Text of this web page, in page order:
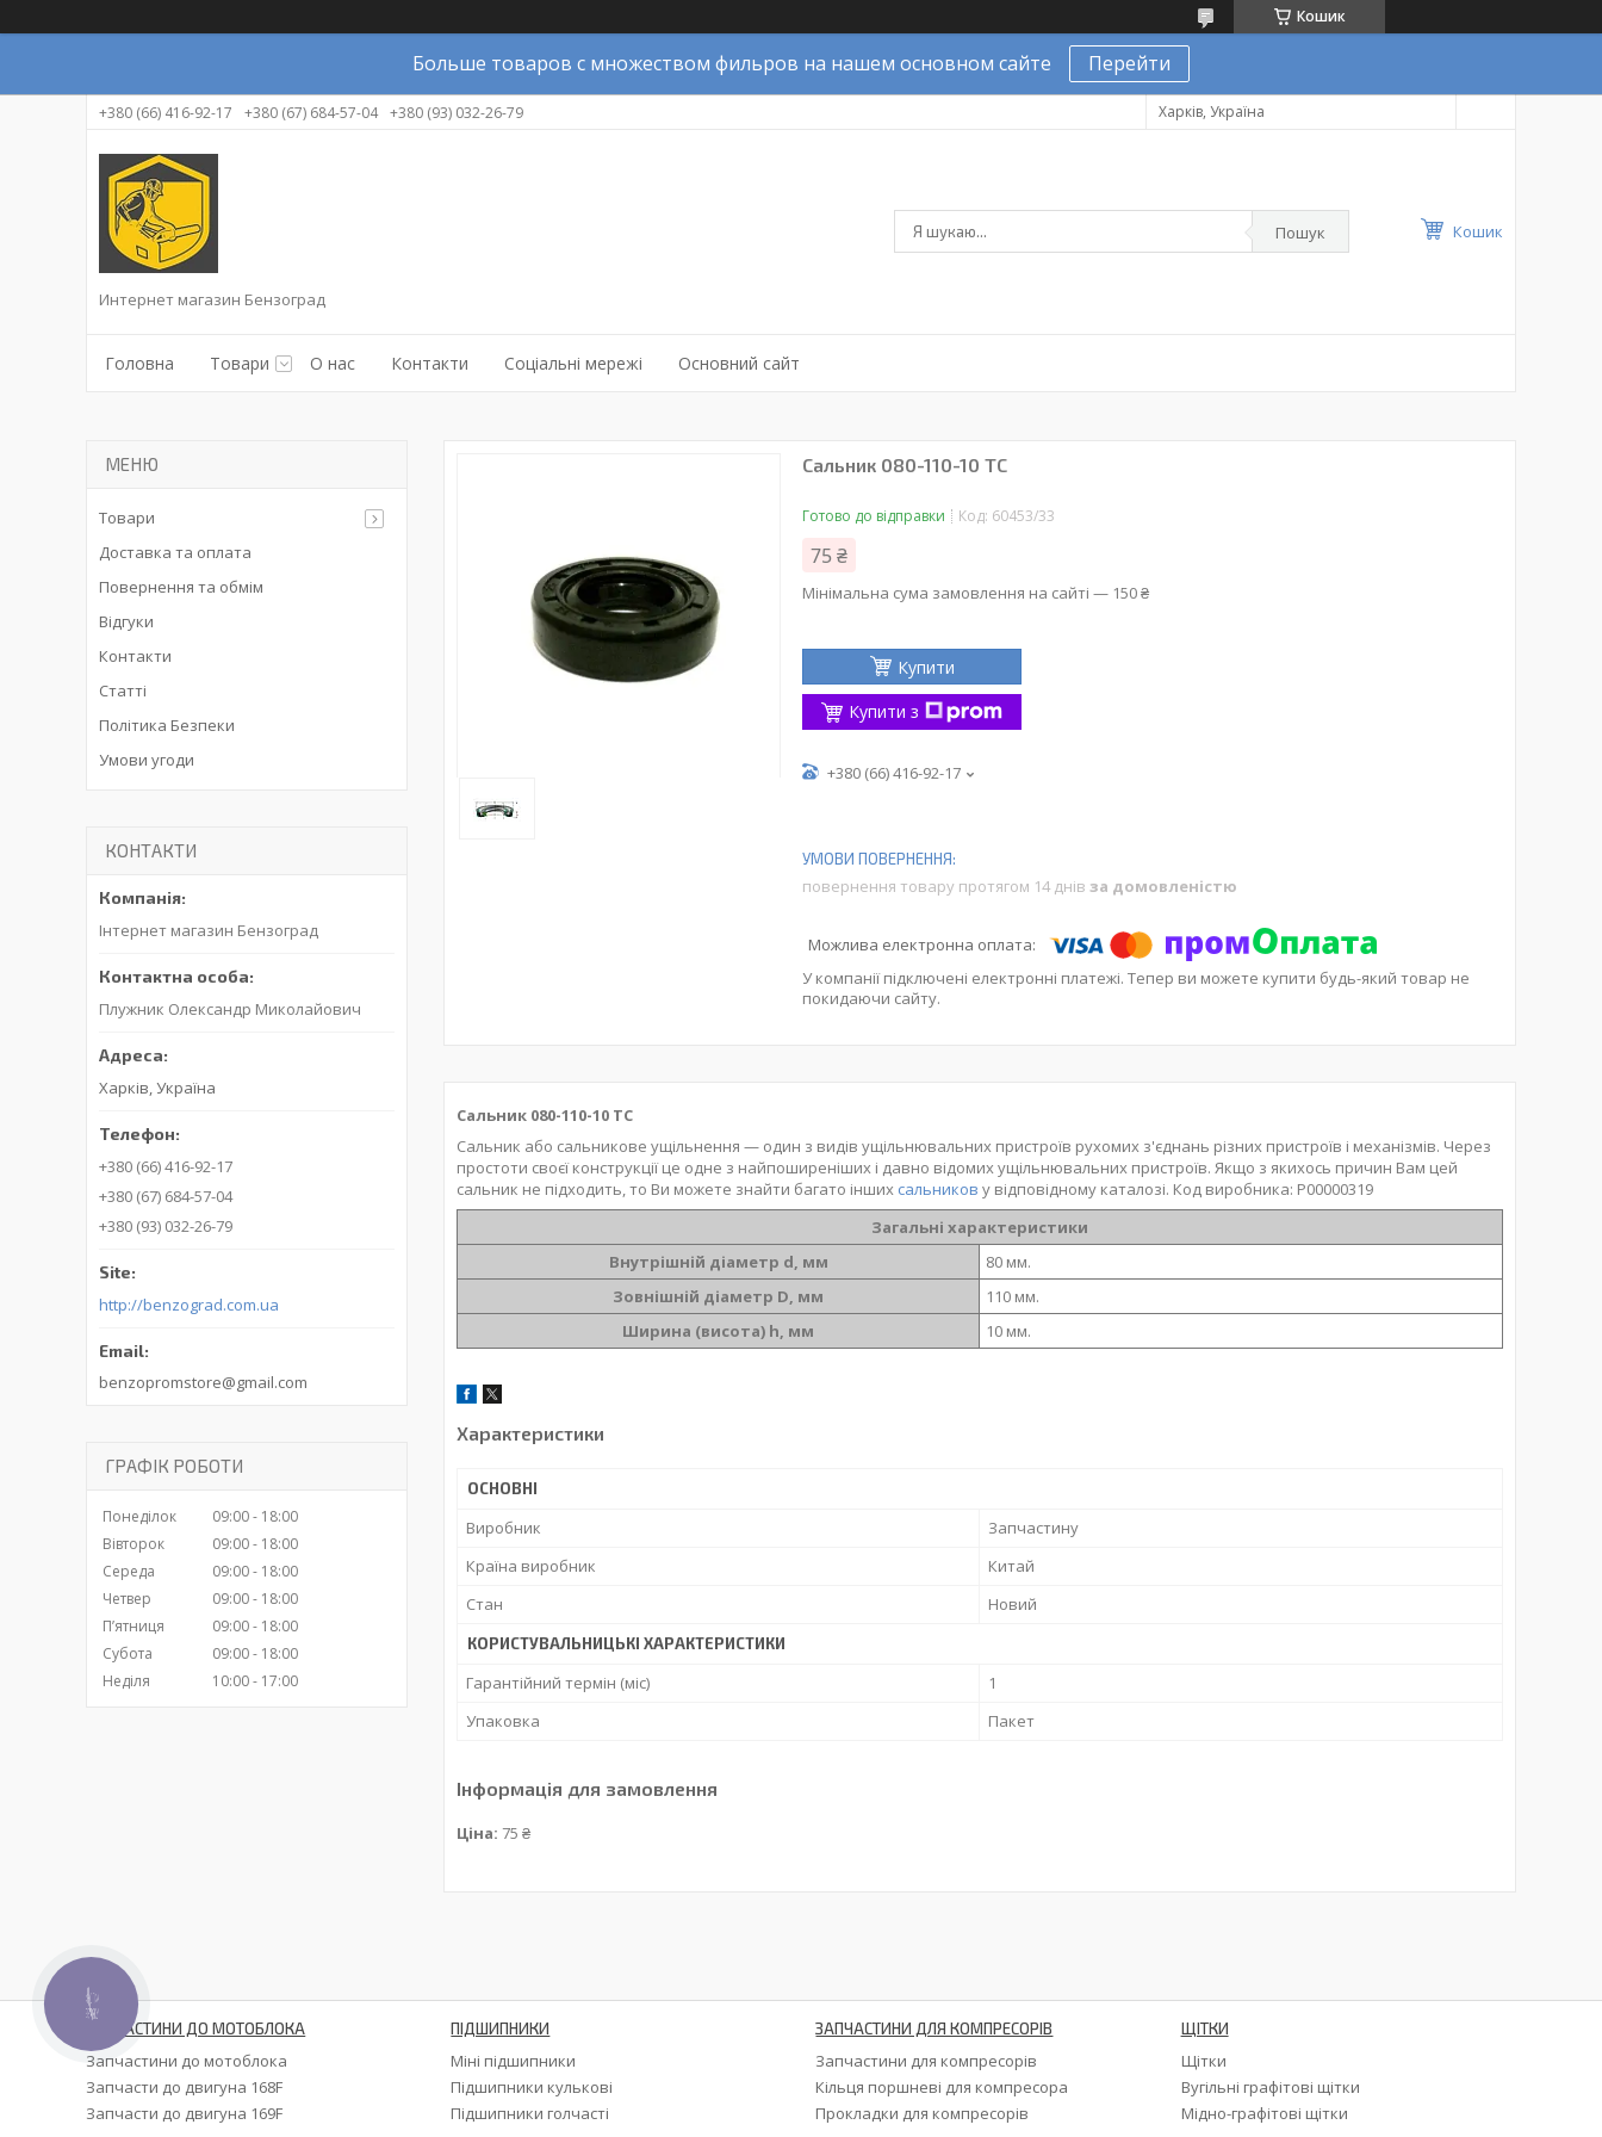
Кошик
Больше товаров с множеством фильров на нашем основном сайте Перейти
+380 (66) 416-92-17 +380 (67) 684-57-04 +380 (93) 032-26-79 Харків, Україна
Интернет магазин Бензоград
Пошук Кошик
Головна Товари О нас Контакти Соціальні мережі Основний сайт
Сальник 080-110-10 TC
Готово до відправки Код: 60453/33
75 ₴
Мінімальна сума замовлення на сайті — 150 ₴
Купити
Купити з
+380 (66) 416-92-17
повернення товару протягом 14 днів за домовленістю
У компанії підключені електронні платежі. Тепер ви можете купити будь-який товар не
покидаючи сайту.
Сальник 080-110-10 TC
Сальник або сальникове ущільнення — один з видів ущільнювальних пристроїв рухомих з'єднань різних пристроїв і механізмів. Через
простоти своєї конструкції це одне з найпоширеніших і давно відомих ущільнювальних пристроїв. Якщо з якихось причин Вам цей
сальник не підходить, то Ви можете знайти багато інших сальников у відповідному каталозі. Код виробника: Р00000319
Загальні характеристики
Внутрішній діаметр d, мм
80 мм.
Зовнішній діаметр D, мм
110 мм.
Ширина (висота) h, мм
10 мм.
Характеристики
ОСНОВНІ
Виробник
Запчастину
Країна виробник
Китай
Стан
Новий
КОРИСТУВАЛЬНИЦЬКІ ХАРАКТЕРИСТИКИ
Гарантійний термін (міс)
1
Упаковка
Пакет
Інформація для замовлення
Ціна: 75 ₴
Товари
Доставка та оплата
Повернення та обмім
Відгуки
Контакти
Статті
Політика Безпеки
Умови угоди
КОНТАКТИ
Інтернет магазин Бензоград
Плужник Олександр Миколайович
Харків, Україна
+380 (66) 416-92-17
+380 (67) 684-57-04
+380 (93) 032-26-79
http://benzograd.com.ua
benzopromstore@gmail.com
ГРАФІК РОБОТИ
Понеділок 09:00
18:00
Вівторок
09:00
18:00
Середа
09:00
18:00
Четвер
09:00
18:00
Пʼятниця
09:00
18:00
Субота
09:00
18:00
Неділя
10:00 17:00
ЗАПЧАСТИНИ ДО МОТОБЛОКА
Запчастини до мотоблока
Запчасти до двигуна 168F
Запчасти до двигуна 169F
ПІДШИПНИКИ
Міні підшипники
Підшипники кулькові
Підшипники голчасті
ЗАПЧАСТИНИ ДЛЯ КОМПРЕСОРІВ
Запчастини для компресорів
Кільця поршневі для компресора
Прокладки для компресорів
ЩІТКИ
Щітки
Вугільні графітові щітки
Мідно-графітові щітки
КНОПКА
ЗВ'ЯЗКУ